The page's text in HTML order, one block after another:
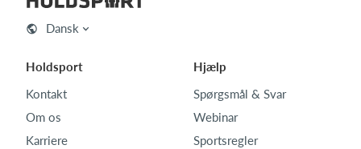
Dansk
Holdsport
Kontakt
Om os
Karriere
Hjælp
Spørgsmål & Svar
Webinar
Sportsregler